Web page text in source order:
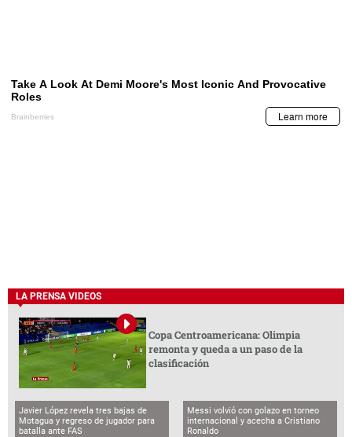
LA PRENSA VIDEOS
Copa Centroamericana: Olimpia
remonta y queda a un paso de la
clasificación
Javier López revela tres bajas de
Motagua y regreso de jugador para
batalla ante FAS
Messi volvió con golazo en torneo
internacional y acecha a Cristiano
Ronaldo